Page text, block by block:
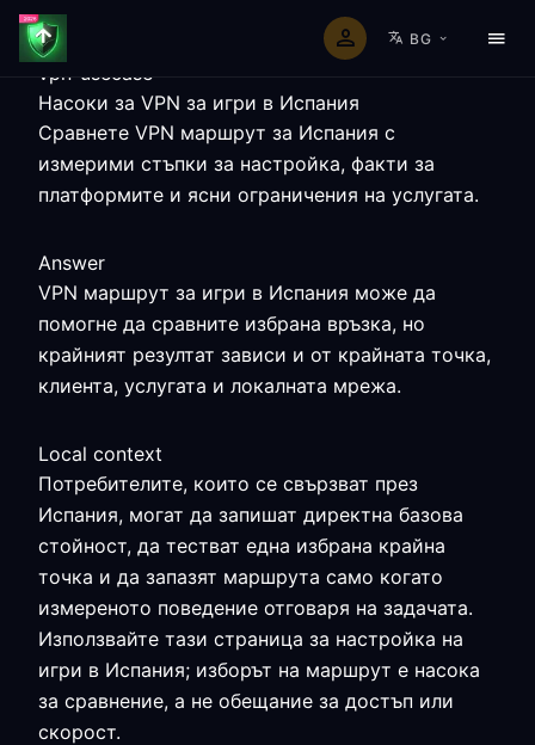
BG
vpn-usecase
Насоки за VPN за игри в Испания
Сравнете VPN маршрут за Испания с
измерими стъпки за настройка, факти за
платформите и ясни ограничения на услугата.
Answer
VPN маршрут за игри в Испания може да
помогне да сравните избрана връзка, но
крайният резултат зависи и от крайната точка,
клиента, услугата и локалната мрежа.
Local context
Потребителите, които се свързват през
Испания, могат да запишат директна базова
стойност, да тестват една избрана крайна
точка и да запазят маршрута само когато
измереното поведение отговаря на задачата.
Използвайте тази страница за настройка на
игри в Испания; изборът на маршрут е насока
за сравнение, а не обещание за достъп или
скорост.